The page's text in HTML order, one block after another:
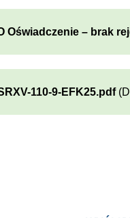
Oświadczenie – brak
110-9-EFK25.pdf